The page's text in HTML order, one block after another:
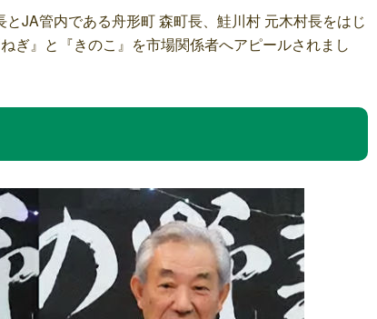
JA管内である舟形町 森町長、鮭川村 元木村長をはじ
ぎ』と『きのこ』を市場関係者へアピールされまし